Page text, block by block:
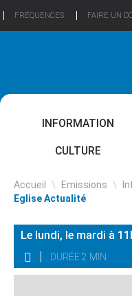
FRÉQUENCES FAIRE UN
INFORMATION
CULTURE
Accueil \ Emissions \
Eglise Actualité
Le lundi, le mardi à
DURÉE 2 MIN